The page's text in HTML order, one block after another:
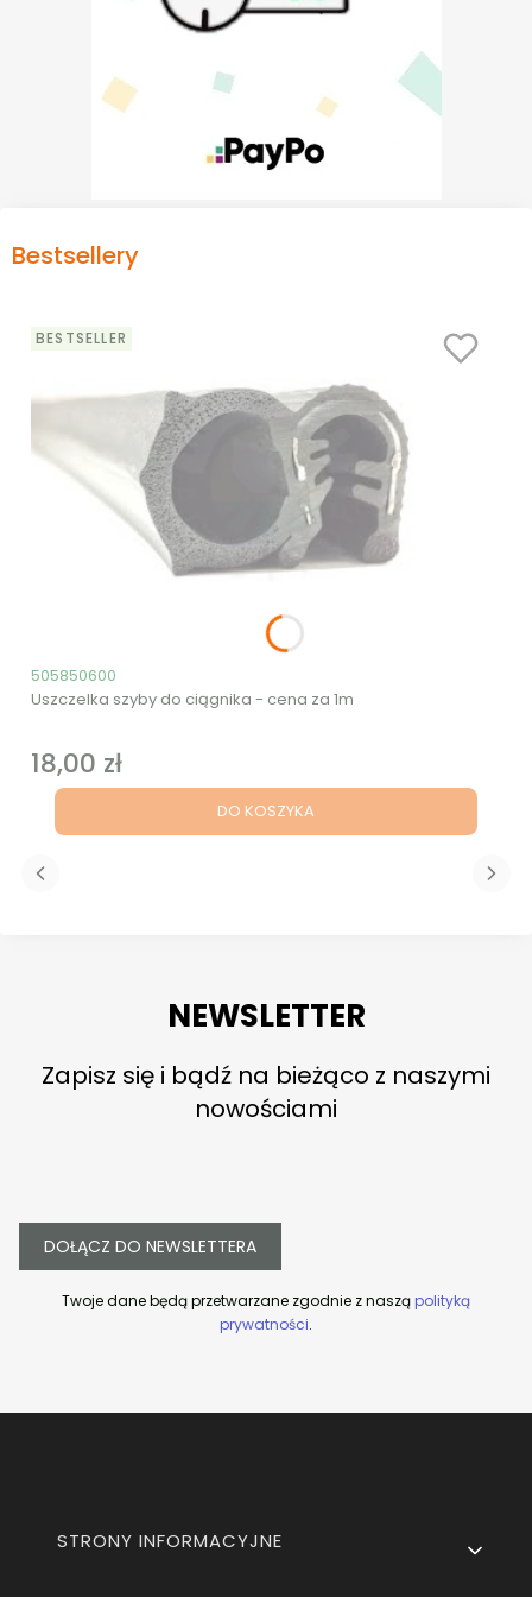
Bestsellery
BESTSELLER
Kod produktu
505850600
Uszczelka szyby do ciągnika - cena za 1m
Cena
18,00 zł
DO KOSZYKA
NEWSLETTER
Zapisz się i bądź na bieżąco z naszymi
nowościami
DOŁĄCZ DO NEWSLETTERA
Twoje dane będą przetwarzane zgodnie z nasząpolityką
prywatności.
Linki w stopce
STRONY INFORMACYJNE